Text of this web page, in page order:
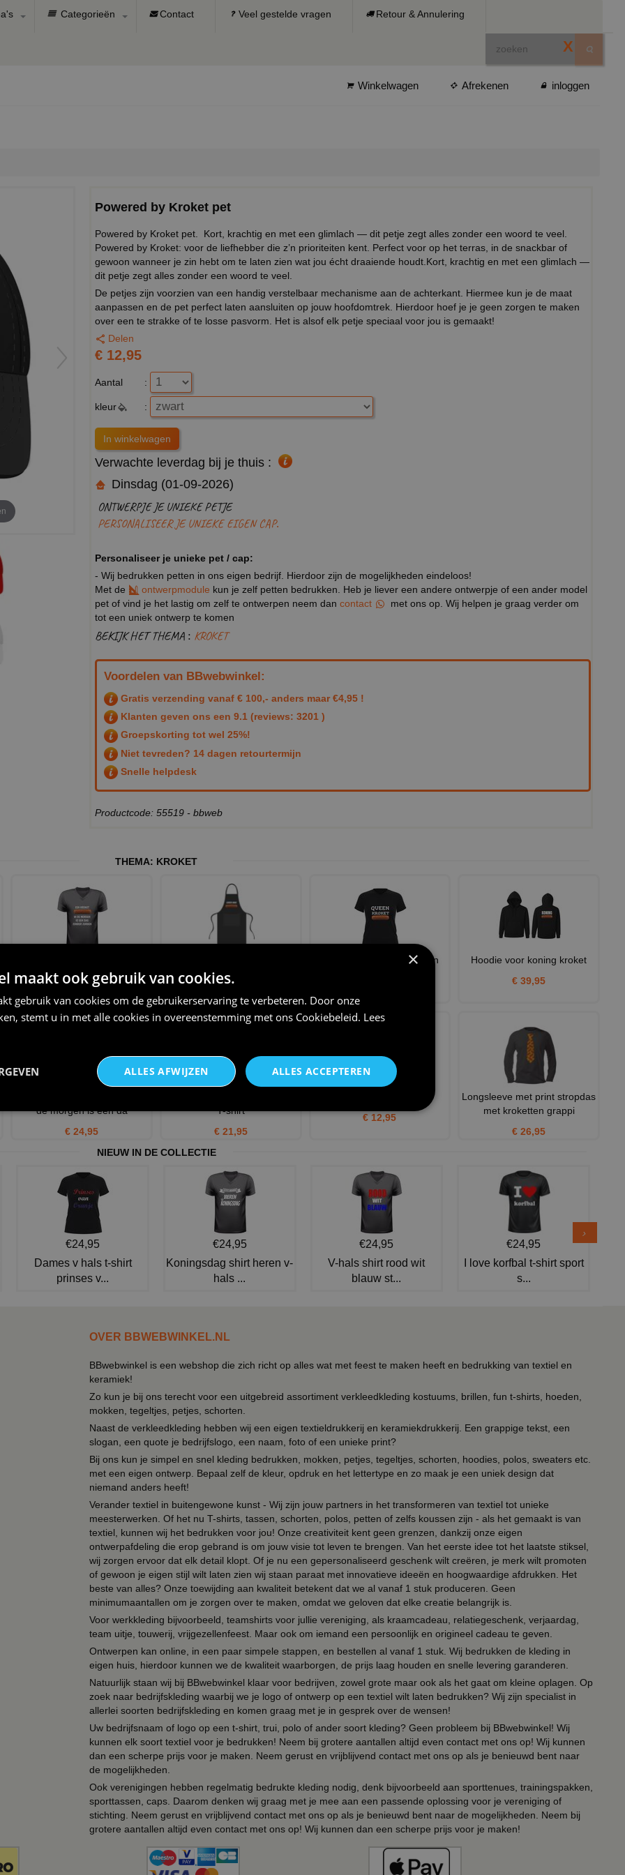
Categorieën Contact Veel gestelde vragen Retour & Annulering
X
Winkelwagen Afrekenen inloggen
Powered by Kroket pet
Powered by Kroket pet. Kort, krachtig en met een glimlach — dit petje zegt alles zonder een woord te veel.
Powered by Kroket: voor de liefhebber die z’n prioriteiten kent. Perfect voor op het terras, in de snackbar of
gewoon wanneer je zin hebt om te laten zien wat jou écht draaiende houdt.Kort, krachtig en met een glimlach —
dit petje zegt alles zonder een woord te veel.
De petjes zijn voorzien van een handig verstelbaar mechanisme aan de achterkant. Hiermee kun je de maat
aanpassen en de pet perfect laten aansluiten op jouw hoofdomtrek. Hierdoor hoef je je geen zorgen te maken
over een te strakke of te losse pasvorm. Het is alsof elk petje speciaal voor jou is gemaakt!
Delen
€ 12,95
Aantal :
kleur :
Verwachte leverdag bij je thuis :
Dinsdag (01-09-2026)
ONTWERPJE JE UNIEKE PETJE
PERSONALISEER JE UNIEKE EIGEN CAP.
Personaliseer je unieke pet / cap:
- Wij bedrukken petten in ons eigen bedrijf. Hierdoor zijn de mogelijkheden eindeloos!
Met de
ontwerpmodule kun je zelf petten bedrukken. Heb je liever een andere ontwerpje of een ander model
pet of vind je het lastig om zelf te ontwerpen neem dan contact
met ons op. Wij helpen je graag verder om
tot een uniek ontwerp te komen
BEKIJK HET THEMA : KROKET
Voordelen van BBwebwinkel:
Gratis verzending vanaf € 100,- anders maar €4,95 !
Klanten geven ons een 9.1 (reviews: 3201 )
Groepskorting tot wel 25%!
Niet tevreden? 14 dagen retourtermijn
Snelle helpdesk
Productcode: 55519 - bbweb
THEMA: KROKET
een kroket in de mo
€ 24,95
keukenschort met kroket
€ 24,95
Dames v hals t-shirt queen
Hoodie voor koning kroket
€ 39,95
de morgen is een da
€ 24,95
T-shirt
€ 21,95
€ 12,95
Longsleeve met print stropdas
met kroketten grappi
€ 26,95
NIEUW IN DE COLLECTIE
€24,95
Dames v hals t-shirt
prinses v...
€24,95
Koningsdag shirt heren v-
hals ...
€24,95
V-hals shirt rood wit
blauw st...
€24,95
I love korfbal t-shirt sport
s...
OVER BBWEBWINKEL.NL
BBwebwinkel is een webshop die zich richt op alles wat met feest te maken heeft en bedrukking van textiel en
keramiek!
Zo kun je bij ons terecht voor een uitgebreid assortiment verkleedkleding kostuums, brillen, fun t-shirts, hoeden,
mokken, tegeltjes, petjes, schorten.
Naast de verkleedkleding hebben wij een eigen textieldrukkerij en keramiekdrukkerij. Een grappige tekst, een
slogan, een quote je bedrijfslogo, een naam, foto of een unieke print?
Bij ons kun je simpel en snel kleding bedrukken, mokken, petjes, tegeltjes, schorten, hoodies, polos, sweaters etc.
met een eigen ontwerp. Bepaal zelf de kleur, opdruk en het lettertype en zo maak je een uniek design dat
niemand anders heeft!
Verander textiel in buitengewone kunst - Wij zijn jouw partners in het transformeren van textiel tot unieke
meesterwerken. Of het nu T-shirts, tassen, schorten, polos, petten of zelfs koussen zijn - als het gemaakt is van
textiel, kunnen wij het bedrukken voor jou! Onze creativiteit kent geen grenzen, dankzij onze eigen
ontwerpafdeling die erop gebrand is om jouw visie tot leven te brengen. Van het eerste idee tot het laatste stiksel,
wij zorgen ervoor dat elk detail klopt. Of je nu een gepersonaliseerd geschenk wilt creëren, je merk wilt promoten
of gewoon je eigen stijl wilt laten zien wij staan paraat met innovatieve ideeën en hoogwaardige afdrukken. Het
beste van alles? Onze toewijding aan kwaliteit betekent dat we al vanaf 1 stuk produceren. Geen
minimumaantallen om je zorgen over te maken, omdat we geloven dat elke creatie belangrijk is.
Voor werkkleding bijvoorbeeld, teamshirts voor jullie vereniging, als kraamcadeau, relatiegeschenk, verjaardag,
team uitje, touwerij, vrijgezellenfeest. Maar ook om iemand een persoonlijk en origineel cadeau te geven.
Ontwerpen kan online, in een paar simpele stappen, en bestellen al vanaf 1 stuk. Wij bedrukken de kleding in
eigen huis, hierdoor kunnen we de kwaliteit waarborgen, de prijs laag houden en snelle levering garanderen.
Natuurlijk staan wij bij BBwebwinkel klaar voor bedrijven, zowel grote maar ook als het gaat om kleine oplagen. Op
zoek naar bedrijfskleding waarbij we je logo of ontwerp op een textiel wilt laten bedrukken? Wij zijn specialist in
allerlei soorten bedrijfskleding en komen graag met je in gesprek over de wensen!
Uw bedrijfsnaam of logo op een t-shirt, trui, polo of ander soort kleding? Geen probleem bij BBwebwinkel! Wij
kunnen elk soort textiel voor je bedrukken! Neem bij grotere aantallen altijd even contact met ons op! Wij kunnen
dan een scherpe prijs voor je maken. Neem gerust en vrijblijvend contact met ons op als je benieuwd bent naar
de mogelijkheden.
Ook verenigingen hebben regelmatig bedrukte kleding nodig, denk bijvoorbeeld aan sporttenues, trainingspakken,
sporttassen, caps. Daarom denken wij graag met je mee aan een passende oplossing voor je vereniging of
stichting. Neem gerust en vrijblijvend contact met ons op als je benieuwd bent naar de mogelijkheden. Neem bij
grotere aantallen altijd even contact met ons op! Wij kunnen dan een scherpe prijs voor je maken!
×
maakt ook gebruik van cookies.
gebruik van cookies om de gebruikerservaring te verbeteren. Door onze
stemt u in met alle cookies in overeenstemming met ons Cookiebeleid. Lees
ALLES ACCEPTEREN
ALLES AFWIJZEN